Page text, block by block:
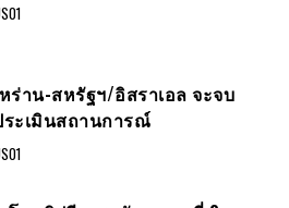
ร่าน-สหรัฐฯ/อิสราเอล จะจบ
ระเมินสถานการณ์